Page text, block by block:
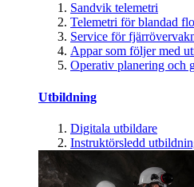
Sandvik telemetri
Telemetri för blandad
Service för
Appar som följer med
Operativ planering och
Utbildning
Digitala utbildare
Instruktörsledd